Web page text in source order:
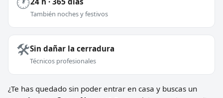
También noches y festivos
🛠️Sin dañar la cerradura
Técnicos profesionales
¿Te has quedado sin poder entrar en casa y buscas un